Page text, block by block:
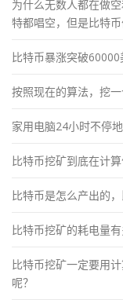
为什么无数人都在做
特都唱空，但是比特币
比特币暴涨突破60000
按照现在的算法，挖
家用电脑24小时不停
比特币挖矿到底在计算
比特币是怎么产出的
比特币挖矿的耗电量有
比特币挖矿一定要用
呢？